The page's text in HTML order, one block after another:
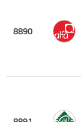
8890